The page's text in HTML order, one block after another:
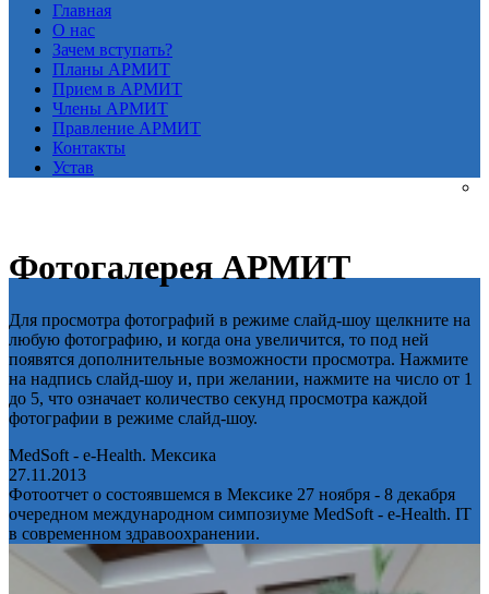
Главная
О нас
Зачем вступать?
Планы АРМИТ
Прием в АРМИТ
Члены АРМИТ
Правление АРМИТ
Контакты
Устав
Фотогалерея АРМИТ
Для просмотра фотографий в режиме слайд-шоу щелкните на
любую фотографию, и когда она увеличится, то под ней
появятся дополнительные возможности просмотра. Нажмите
на надпись слайд-шоу и, при желании, нажмите на число от 1
до 5, что означает количество секунд просмотра каждой
фотографии в режиме слайд-шоу.
MedSoft - e-Health. Мексика
27.11.2013
Фотоотчет о состоявшемся в Мексике 27 ноября - 8 декабря
очередном международном симпозиуме MedSoft - e-Health. IT
в современном здравоохранении.